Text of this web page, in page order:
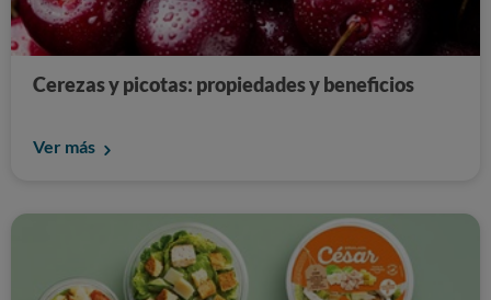
Cerezas y picotas: propiedades y beneficios
Ver más